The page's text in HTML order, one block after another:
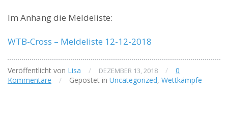
Im Anhang die Meldeliste:
WTB-Cross – Meldeliste 12-12-2018
Veröffentlicht von Lisa / DEZEMBER 13, 2018 /
0
Kommentare
/ Gepostet in Uncategorized, Wettkämpfe